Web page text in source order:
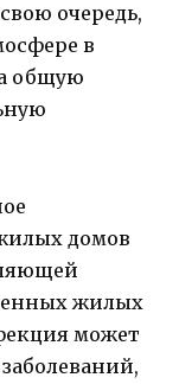
очередь,
в
общую
домов
жилых
может